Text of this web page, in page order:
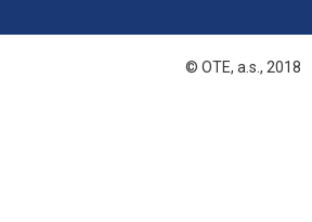
© OTE, a.s., 2018